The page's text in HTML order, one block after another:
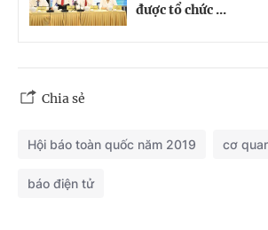
được tổ chức ...
Chia sẻ
Hội báo toàn quốc năm 2019 cơ
báo điện tử